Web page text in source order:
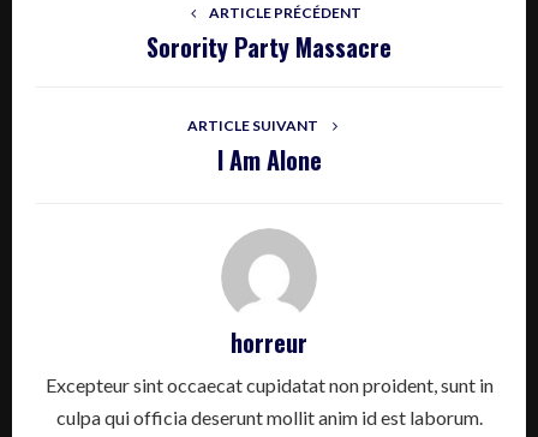
ARTICLE PRÉCÉDENT
Sorority Party Massacre
ARTICLE SUIVANT
I Am Alone
horreur
Excepteur sint occaecat cupidatat non proident, sunt in
culpa qui officia deserunt mollit anim id est laborum.